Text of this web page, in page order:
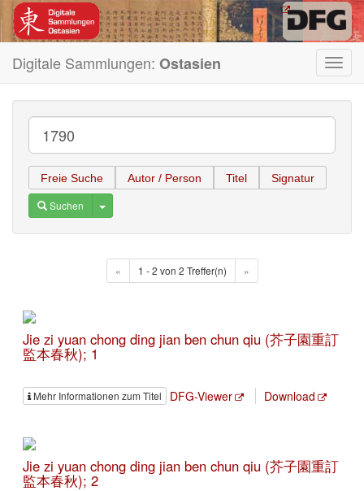
Digitale Sammlungen: Ostasien
Freie Suche Autor / Person Titel Signatur
Suchen Toggle Dropdown
« 1 - 2 von 2 Treffer(n) »
Jie zi yuan chong ding jian ben chun qiu (芥子園重訂
監本春秋); 1
Mehr Informationen zum Titel DFG-Viewer Download
Jie zi yuan chong ding jian ben chun qiu (芥子園重訂
監本春秋); 2